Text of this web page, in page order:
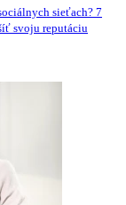
sieťach? 7
svoju reputáciu